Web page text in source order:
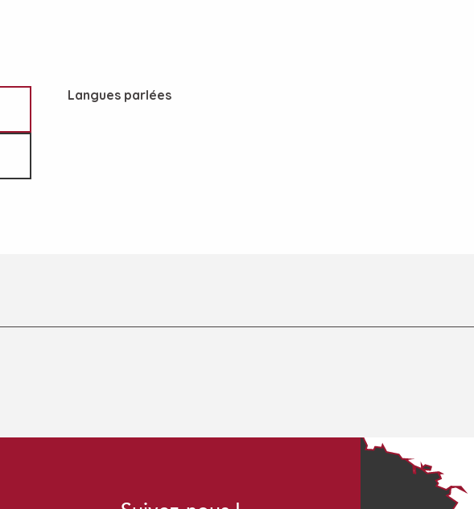
Langues parlées
Langues parlées